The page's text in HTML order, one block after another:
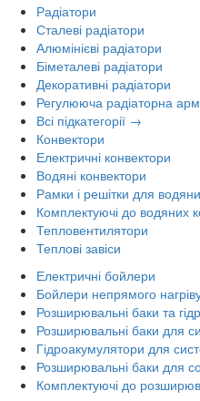
Радіатори
Сталеві радіатори
Алюмінієві радіатори
Біметалеві радіатори
Декоративні радіатори
Регулююча радіаторна
Всі підкатегорії →
Конвектори
Електричні конвектори
Водяні конвектори
Рамки і решітки для
Комплектуючі до водяних
Тепловентилятори
Теплові завіси
Електричні бойлери
Бойлери непрямого
Розширювальні баки та
Розширювальні баки для
Гідроакумулятори для
Розширювальні баки для
Комплектуючі до